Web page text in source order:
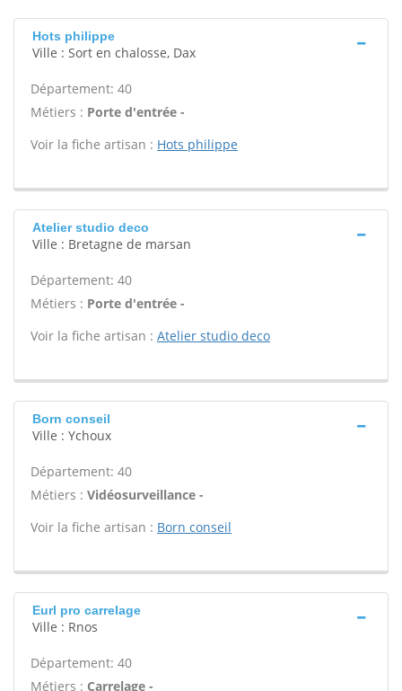
Hots philippe
Ville : Sort en chalosse, Dax
Département: 40
Métiers : Porte d'entrée -
Voir la fiche artisan : Hots philippe
Atelier studio deco
Ville : Bretagne de marsan
Département: 40
Métiers : Porte d'entrée -
Voir la fiche artisan : Atelier studio deco
Born conseil
Ville : Ychoux
Département: 40
Métiers : Vidéosurveillance -
Voir la fiche artisan : Born conseil
Eurl pro carrelage
Ville : Rnos
Département: 40
Métiers : Carrelage -